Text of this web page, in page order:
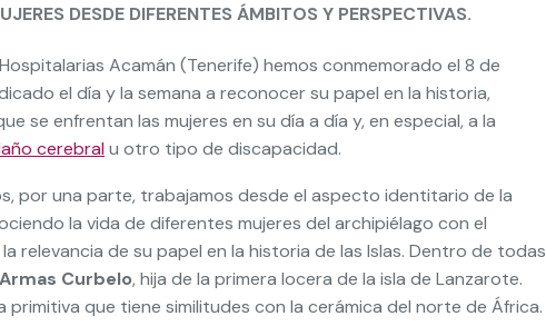
DESDE DIFERENTES ÁMBITOS Y PERSPECTIVAS.
Acamán (Tenerife) hemos conmemorado el 8 de
el día y la semana a reconocer su papel en la historia,
se enfrentan las mujeres en su día a día y, en especial, a la
cerebral u otro tipo de discapacidad.
por una parte, trabajamos desde el aspecto identitario de la
la vida de diferentes mujeres del archipiélago con el
relevancia de su papel en la historia de las Islas. Dentro de todas
Curbelo, hija de la primera locera de la isla de Lanzarote.
que tiene similitudes con la cerámica del norte de África.